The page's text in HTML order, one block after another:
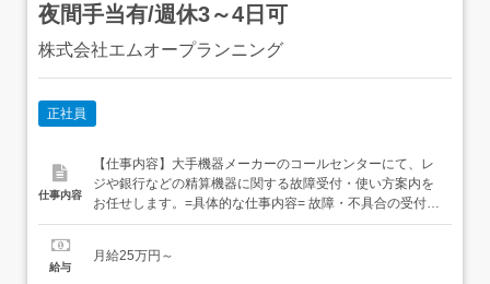
夜間手当有/週休3～4日可
株式会社エムオープランニング
正社員
仕事内容
【仕事内容】大手機器メーカーのコールセンターにて、レ
ジや銀行などの精算機器に関する故障受付・使い方案内を
お任せします。=具体的な仕事内容= 故障・不具合の受付
(法人のお客様が中心) 症状ヒアリングとマニュアルに沿っ
入力) 対応履歴のシステム入力お問い合わせいただくの
給与
月給25万円～